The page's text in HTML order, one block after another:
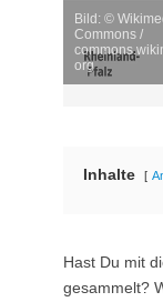
Bild: ©
Commons /
org
Inhalte
Hast Du mit
gesammelt?